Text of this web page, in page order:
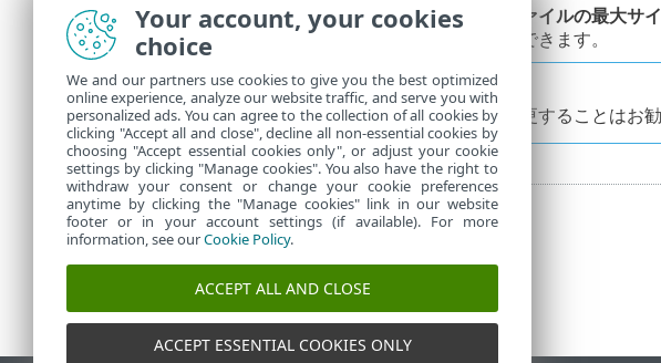
• スキャン対象ファイルの最大サ
大サイズを指定できます。
既定値
既定値を変更することはお
Your account, your cookies
choice
We and our partners use cookies to give you the best optimized
online experience, analyze our website traffic, and serve you with
personalized ads. You can agree to the collection of all cookies by
clicking "Accept all and close", decline all non-essential cookies by
choosing "Accept essential cookies only", or adjust your cookie
settings by clicking "Manage cookies". You also have the right to
withdraw your consent or change your cookie preferences
anytime by clicking the "Manage cookies" link in our website
footer or in your account settings (if available). For more
information, see ourCookie Policy.
ACCEPT ALL AND CLOSE
ACCEPT ESSENTIAL COOKIES ONLY